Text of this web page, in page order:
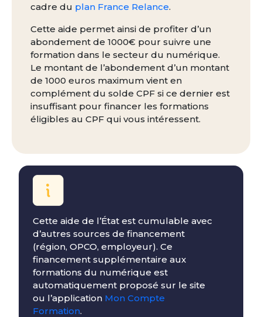
cadre du plan France Relance.
Cette aide permet ainsi de profiter d’un
abondement de 1000€ pour suivre une
formation dans le secteur du numérique.
Le montant de l’abondement d’un montant
de 1000 euros maximum vient en
complément du solde CPF si ce dernier est
insuffisant pour financer les formations
éligibles au CPF qui vous intéressent.
Cette aide de l’État est cumulable avec
d’autres sources de financement
(région, OPCO, employeur). Ce
financement supplémentaire aux
formations du numérique est
automatiquement proposé sur le site
ou l’application Mon Compte
Formation.